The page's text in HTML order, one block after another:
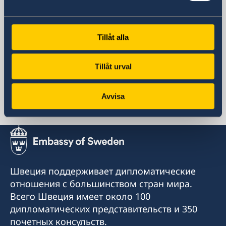
Tillåt alla
Tillåt urval
Avvisa
Сборы
Обжалование решения по заявлению на визу
Предупреждение о мошенничестве в Интернете
Часто задаваемые вопросы
Social media
Instagram
Twitter
Представительства
Россия, Москва
Швеция поддерживает дипломатические
отношения с большинством стран мира.
Всего Швеция имеет около 100
дипломатических представительств и 350
почетных консульств.